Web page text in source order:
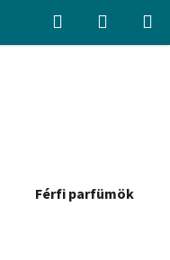
Keresés KOSÁR
Férfi parfümök